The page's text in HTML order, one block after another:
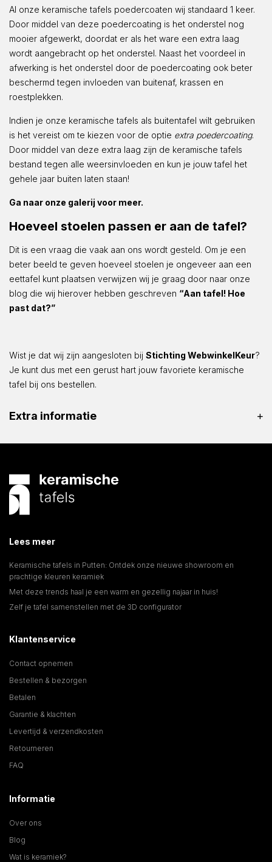
Al onze keramische tafels poedercoaten wij standaard 1 keer.
Door middel van deze poedercoating is het onderstel nog
mooier afgewerkt, doordat er als het ware een extra laag
wordt aangebracht op het onderstel. Naast het voordeel in
afwerking is het onderstel door de poedercoating ook beter
beschermd tegen invloeden van buitenaf, krassen en
roestplekken.
Indien je onze keramische tafels als buitentafel wilt gebruiken
is het vereist om te kiezen voor de optie extra poedercoating.
Door middel van deze extra laag zijn de keramische tafels
bestand tegen alle weersinvloeden en kun je jouw tafel het
gehele jaar buiten laten staan!
Ga naar onze galerij voor meer.
Hoeveel stoelen passen er aan de tafel?
Dit is een vraag die vaak aan ons wordt gesteld. Om je een
beter beeld te geven hoeveel stoelen je ongeveer aan een
eettafel kunt plaatsen verwijzen wij je graag door naar onze
blog die wij hierover hebben geschreven “Aan tafel! Hoe
past dat?”
Wist je dat wij zijn aangesloten bij Stichting WebwinkelKeur?
Je kunt dus met een gerust hart jouw favoriete keramische
tafel bij ons bestellen.
Extra informatie
Lees meer
Keramische tafels in Putten: Ontdek onze nieuwe showroom en
prachtige kleuren keramiek
Met deze trends haal je een warm en gezellig najaar in huis!
Zelf je tafel samenstellen met de 3D configurator
Klantenservice
Contact opnemen
Bestellen & bezorgen
Betalen
Garantie & klachten
Levertijd & verzendkosten
Retourneren
FAQ
Informatie
Over ons
Blog
Wat is keramiek?